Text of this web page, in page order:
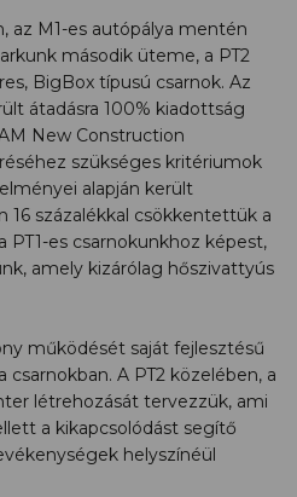
az M1-es autópálya mentén
második üteme, a PT2
BigBox típusú csarnok. Az
átadásra 100% kiadottság
New Construction
szükséges kritériumok
alapján került
16 százalékkal csökkentettük a
es csarnokunkhoz képest,
amely kizárólag hőszivattyús
működését saját fejlesztésű
csarnokban. A PT2 közelében, a
létrehozását tervezzük, ami
a kikapcsolódást segítő
helyszínéül